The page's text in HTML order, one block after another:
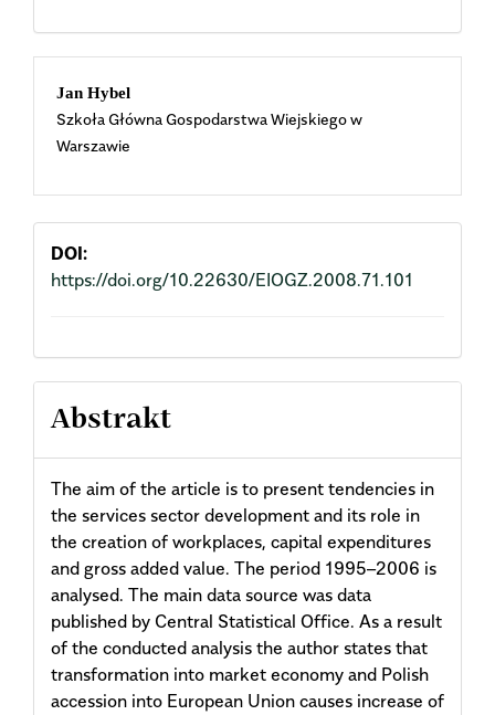
Main
Article
Content
Jan Hybel
Szkoła Główna Gospodarstwa Wiejskiego w
Warszawie
DOI:
https://doi.org/10.22630/EIOGZ.2008.71.101
Abstrakt
The aim of the article is to present tendencies in
the services sector development and its role in
the creation of workplaces, capital expenditures
and gross added value. The period 1995–2006 is
analysed. The main data source was data
published by Central Statistical Office. As a result
of the conducted analysis the author states that
transformation into market economy and Polish
accession into European Union causes increase of